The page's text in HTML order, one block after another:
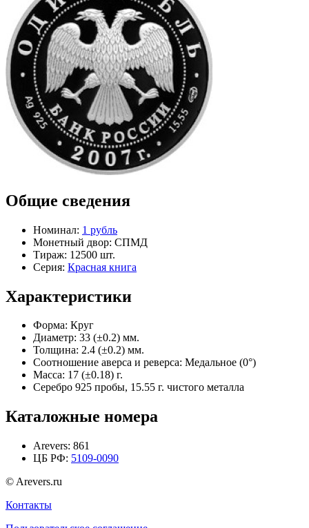
Общие сведения
Номинал: 1 рубль
Монетный двор: СПМД
Тираж: 12500 шт.
Серия: Красная книга
Характеристики
Форма: Круг
Диаметр: 33 (±0.2) мм.
Толщина: 2.4 (±0.2) мм.
Соотношение аверса и реверса: Медальное (0°)
Масса: 17 (±0.18) г.
Серебро 925 пробы, 15.55 г. чистого металла
Каталожные номера
Arevers: 861
ЦБ РФ: 5109-0090
© Arevers.ru
Контакты